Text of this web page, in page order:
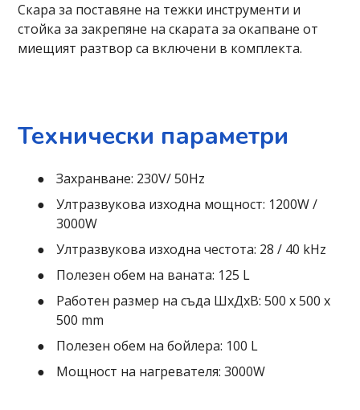
Скара за поставяне на тежки инструменти и
стойка за закрепяне на скарата за окапване от
миещият разтвор са включени в комплекта.
Технически параметри
Захранване: 230V/ 50Hz
Ултразвукова изходна мощност: 1200W /
3000W
Ултразвукова изходна честота: 28 / 40 kHz
Полезен обем на ваната: 125 L
Работен размер на съда ШхДхВ: 500 х 500 х
500 mm
Полезен обем на бойлера: 100 L
Мощност на нагревателя: 3000W